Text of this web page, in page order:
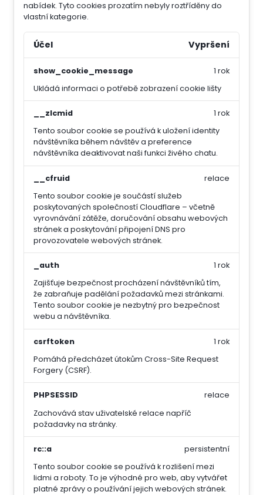
nabídek. Tyto cookies prozatím nebyly roztříděny do
vlastní kategorie.
Účel Vypršení
show_cookie_message
Ukládá informaci o potřebě zobrazení cookie lišty
1 rok
__zlcmid
Tento soubor cookie se používá k uložení identity
návštěvníka během návštěv a preference
návštěvníka deaktivovat naši funkci živého chatu.
1 rok
__cfruid
Tento soubor cookie je součástí služeb
poskytovaných společností Cloudflare – včetně
vyrovnávání zátěže, doručování obsahu webových
stránek a poskytování připojení DNS pro
provozovatele webových stránek.
relace
_auth
Zajišťuje bezpečnost procházení návštěvníků tím,
že zabraňuje padělání požadavků mezi stránkami.
Tento soubor cookie je nezbytný pro bezpečnost
webu a návštěvníka.
1 rok
csrftoken
Pomáhá předcházet útokům Cross-Site Request
Forgery (CSRF).
1 rok
PHPSESSID
Zachovává stav uživatelské relace napříč
požadavky na stránky.
relace
rc::a
Tento soubor cookie se používá k rozlišení mezi
lidmi a roboty. To je výhodné pro web, aby vytvářet
platné zprávy o používání jejich webových stránek.
persistentní